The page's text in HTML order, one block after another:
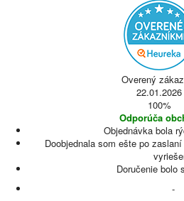
Overený
22.01.2026
100%
Odporúča
Objednávka bola
Doobjednala som ešte po
Doručenie bolo
-